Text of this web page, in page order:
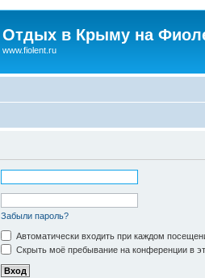
Отдых в Крыму на
www.fiolent.ru
Забыли пароль?
Автоматически входить при каждом
Скрыть моё пребывание на конференции в